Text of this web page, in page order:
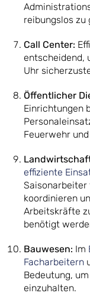
reibungslos zu
Call Center:
entscheidend,
Uhr
Öffentlicher
Einrichtungen
Feuerwehr
effiziente
Saisonarbeiter
koordinieren
Arbeitskräfte
benötigt
Bauwesen: Im
Facharbeitern
Bedeutung,
einzuhalten.